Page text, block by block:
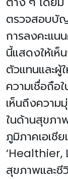
ตรวจสอบบั
การลงคะแน
นี้แสดงให้เห็
ตัวแทนและผู้
ความเชื่อถือ
เห็นถึงความ
ในด้านสุขภา
ภูมิภาคเอเ
‘Healthier,
สุขภาพและชี